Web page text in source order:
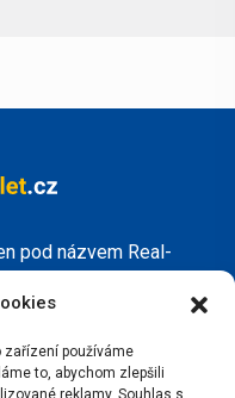
zařízení používáme
to, abychom zlepšili
reklamy. Souhlas s
pod názvem Real-